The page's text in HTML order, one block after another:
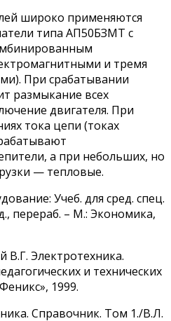
широко применяются
типа АП50БЗМТ с
и тремя
При срабатывании
размыкание всех
двигателя. При
тока цепи (токах
а при небольших, но
— тепловые.
Учеб. для сред. спец.
перераб. – М.: Экономика,
В.Г. Электротехника.
и технических
1999.
Справочник. Том 1./В.Л.